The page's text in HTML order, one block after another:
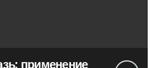
применение